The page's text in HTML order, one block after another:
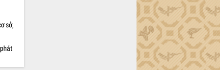
sở,